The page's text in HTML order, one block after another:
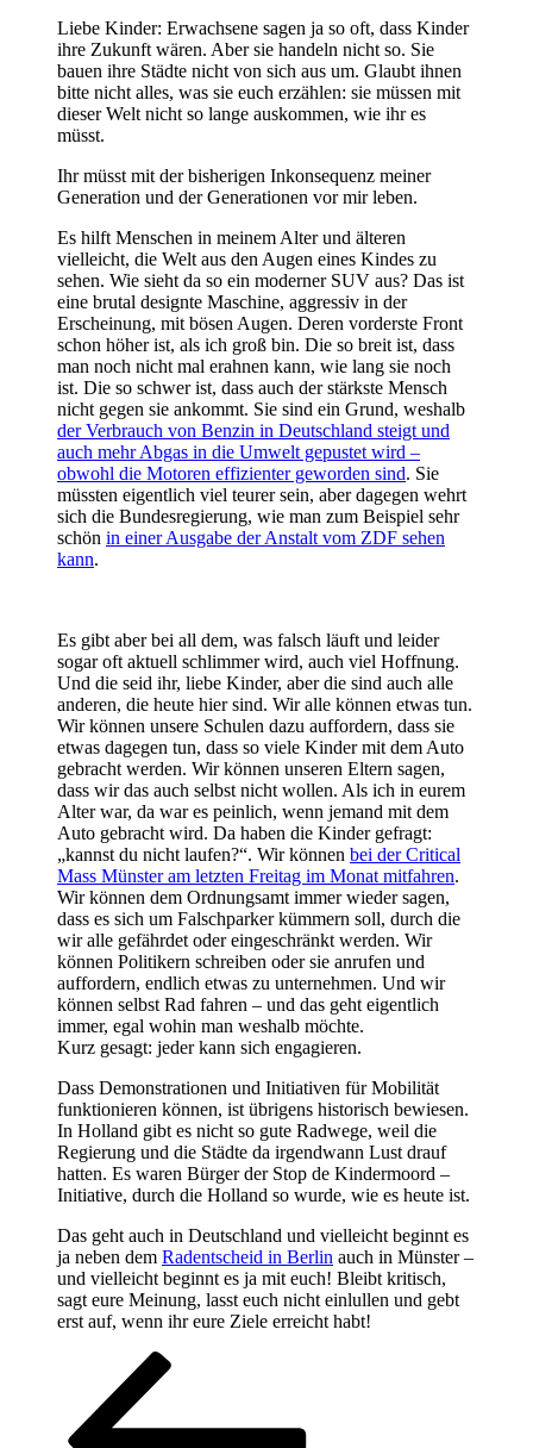
Liebe Kinder: Erwachsene sagen ja so oft, dass Kinder
ihre Zukunft wären. Aber sie handeln nicht so. Sie
bauen ihre Städte nicht von sich aus um. Glaubt ihnen
bitte nicht alles, was sie euch erzählen: sie müssen mit
dieser Welt nicht so lange auskommen, wie ihr es
müsst.
Ihr müsst mit der bisherigen Inkonsequenz meiner
Generation und der Generationen vor mir leben.
Es hilft Menschen in meinem Alter und älteren
vielleicht, die Welt aus den Augen eines Kindes zu
sehen. Wie sieht da so ein moderner SUV aus? Das ist
eine brutal designte Maschine, aggressiv in der
Erscheinung, mit bösen Augen. Deren vorderste Front
schon höher ist, als ich groß bin. Die so breit ist, dass
man noch nicht mal erahnen kann, wie lang sie noch
ist. Die so schwer ist, dass auch der stärkste Mensch
nicht gegen sie ankommt. Sie sind ein Grund, weshalb
der Verbrauch von Benzin in Deutschland steigt und
auch mehr Abgas in die Umwelt gepustet wird –
obwohl die Motoren effizienter geworden sind. Sie
müssten eigentlich viel teurer sein, aber dagegen wehrt
sich die Bundesregierung, wie man zum Beispiel sehr
schön in einer Ausgabe der Anstalt vom ZDF sehen
kann.
Es gibt aber bei all dem, was falsch läuft und leider
sogar oft aktuell schlimmer wird, auch viel Hoffnung.
Und die seid ihr, liebe Kinder, aber die sind auch alle
anderen, die heute hier sind. Wir alle können etwas tun.
Wir können unsere Schulen dazu auffordern, dass sie
etwas dagegen tun, dass so viele Kinder mit dem Auto
gebracht werden. Wir können unseren Eltern sagen,
dass wir das auch selbst nicht wollen. Als ich in eurem
Alter war, da war es peinlich, wenn jemand mit dem
Auto gebracht wird. Da haben die Kinder gefragt:
„kannst du nicht laufen?“. Wir können bei der Critical
Mass Münster am letzten Freitag im Monat mitfahren.
Wir können dem Ordnungsamt immer wieder sagen,
dass es sich um Falschparker kümmern soll, durch die
wir alle gefährdet oder eingeschränkt werden. Wir
können Politikern schreiben oder sie anrufen und
auffordern, endlich etwas zu unternehmen. Und wir
können selbst Rad fahren – und das geht eigentlich
immer, egal wohin man weshalb möchte.
Kurz gesagt: jeder kann sich engagieren.
Dass Demonstrationen und Initiativen für Mobilität
funktionieren können, ist übrigens historisch bewiesen.
In Holland gibt es nicht so gute Radwege, weil die
Regierung und die Städte da irgendwann Lust drauf
hatten. Es waren Bürger der Stop de Kindermoord –
Initiative, durch die Holland so wurde, wie es heute ist.
Das geht auch in Deutschland und vielleicht beginnt es
ja neben dem Radentscheid in Berlin auch in Münster –
und vielleicht beginnt es ja mit euch! Bleibt kritisch,
sagt eure Meinung, lasst euch nicht einlullen und gebt
erst auf, wenn ihr eure Ziele erreicht habt!
Seitennummerierung
Beiträge